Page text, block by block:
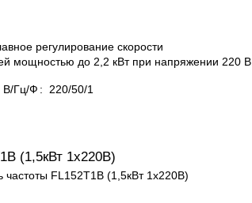
регулирование скорости
мощностью до 2,2 кВт при напряжении 220 В.
В/Гц/Ф : 220/50/1
(1,5кВт 1х220В)
частоты FL152T1B (1,5кВт 1х220В)